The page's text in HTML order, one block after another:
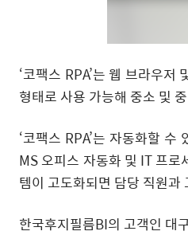
‘코팩스 RPA’는 웹 브라우
형태로 사용 가능해 중소 및
‘코팩스 RPA’는 자동화할
MS 오피스 자동화 및 IT 프
템이 고도화되면 담당 직원과
한국후지필름BI의 고객인 대